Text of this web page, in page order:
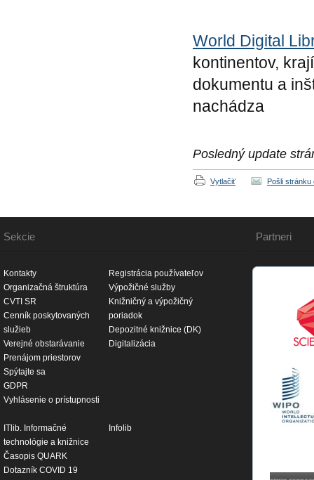
World Digital
kontinentov,
dokumentu a
nachádza
Posledný update
Vytlačiť Pošli stránku
Sekcie
Kontakty
Organizačná štruktúra
CVTI SR
Cenník poskytovaných
služieb
Verejné obstarávanie
Prenájom priestorov
Spýtajte sa
GDPR
Vyhlásenie o prístupnosti
Registrácia používateľov
Výpožičné služby
Knižničný a výpožičný
poriadok
Depozitné knižnice (DK)
Digitalizácia
ITlib. Informačné
technológie a knižnice
Časopis QUARK
Dotazník COVID 19
Infolib
Partneri